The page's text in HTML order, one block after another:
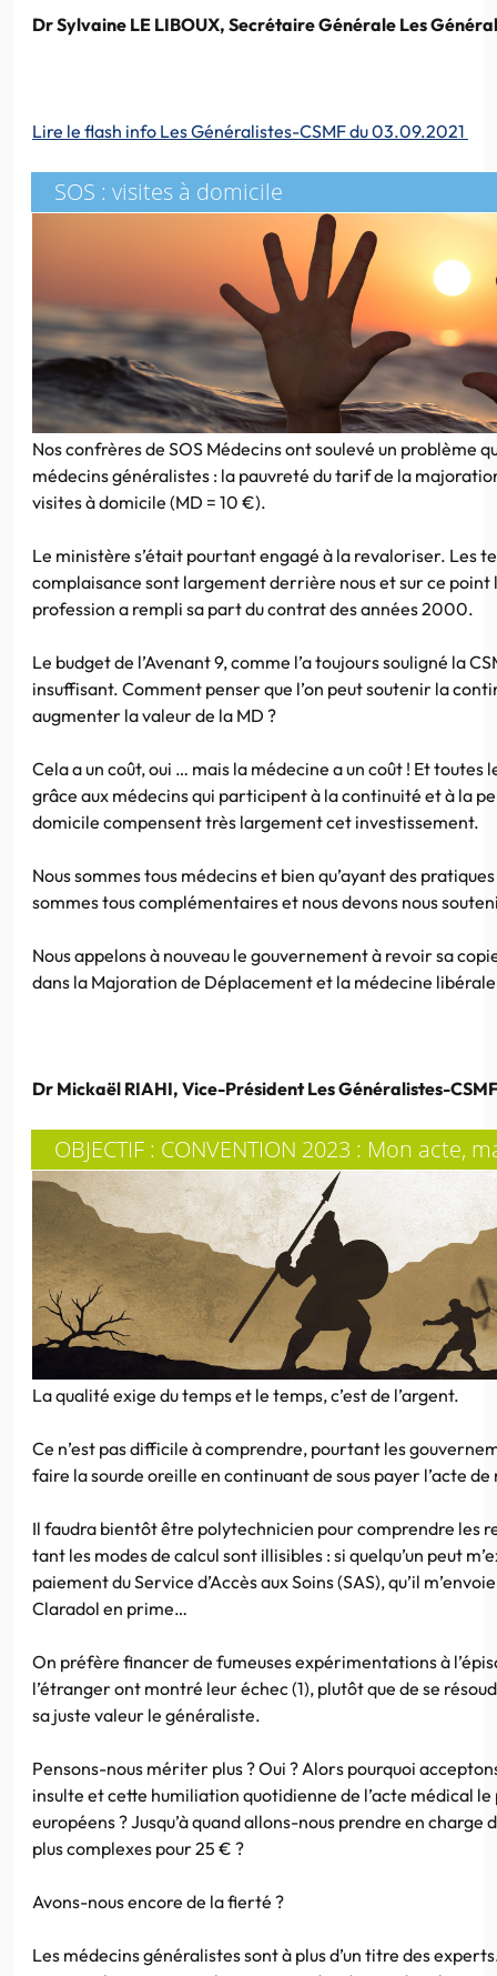
Dr Sylvaine LE LIBOUX, Secrétaire Générale Les
Lire le flash info Les Généralistes-CSMF du 03.09.2021
SOS : visites à domicile
Nos confrères de SOS Médecins ont soulevé un problème
médecins généralistes : la pauvreté du tarif de la
visites à domicile (MD = 10 €).
Le ministère s’était pourtant engagé à la revaloriser. Les
complaisance sont largement derrière nous et sur ce point
profession a rempli sa part du contrat des années 2000.
Le budget de l’Avenant 9, comme l’a toujours souligné la
insuffisant. Comment penser que l’on peut soutenir la
augmenter la valeur de la MD ?
Cela a un coût, oui … mais la médecine a un coût ! Et toutes
grâce aux médecins qui participent à la continuité et à la
domicile compensent très largement cet investissement.
Nous sommes tous médecins et bien qu’ayant des
sommes tous complémentaires et nous devons nous
Nous appelons à nouveau le gouvernement à revoir sa
dans la Majoration de Déplacement et la médecine
Dr Mickaël RIAHI, Vice-Président Les Généralistes-CSMF
OBJECTIF : CONVENTION 2023 : Mon acte,
La qualité exige du temps et le temps, c’est de l’argent.
Ce n’est pas difficile à comprendre, pourtant les
faire la sourde oreille en continuant de sous payer l’acte
Il faudra bientôt être polytechnicien pour comprendre les
tant les modes de calcul sont illisibles : si quelqu’un peut
paiement du Service d’Accès aux Soins (SAS), qu’il
Claradol en prime…
On préfère financer de fumeuses expérimentations à
l’étranger ont montré leur échec (1), plutôt que de se
sa juste valeur le généraliste.
Pensons-nous mériter plus ? Oui ? Alors pourquoi
insulte et cette humiliation quotidienne de l’acte médical le
européens ? Jusqu’à quand allons-nous prendre en charge
plus complexes pour 25 € ?
Avons-nous encore de la fierté ?
Les médecins généralistes sont à plus d’un titre des